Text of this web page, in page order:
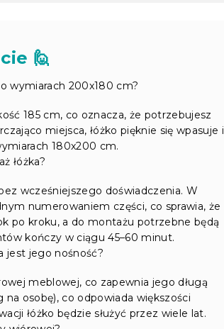
🙋
wymiarach 200x180 cm?
185 cm, co oznacza, że potrzebujesz
miejsca, łóżko pięknie się wpasuje i
180x200 cm.
łóżka?
wcześniejszego doświadczenia. W
numerowaniem części, co sprawia, że
po kroku, a do montażu potrzebne będą
kończy w ciągu 45–60 minut.
jest jego nośność?
meblowej, co zapewnia jego długą
osobę), co odpowiada większości
łóżko będzie służyć przez wiele lat.